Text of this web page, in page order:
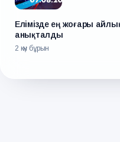
Елімізде ең жоғары
анықталды
2 күн бұрын